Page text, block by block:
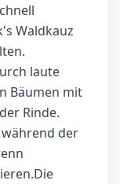
Waldkauz
laute
Bäumen mit
Rinde.
der